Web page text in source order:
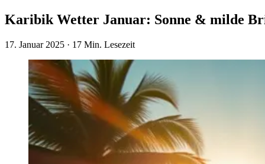
Karibik Wetter Januar: Sonne & milde
17. Januar 2025 · 17 Min. Lesezeit